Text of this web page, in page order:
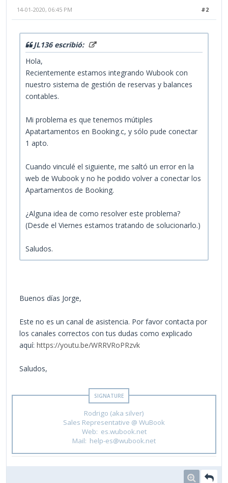
#2
14-01-2020, 06:45 PM
JL136 escribió:
Hola,
Recientemente estamos integrando Wubook con
nuestro sistema de gestión de reservas y balances
contables.
Mi problema es que tenemos mútiples
Apatartamentos en Booking.c, y sólo pude conectar
1 apto.
Cuando vinculé el siguiente, me saltó un error en la
web de Wubook y no he podido volver a conectar los
Apartamentos de Booking.
¿Alguna idea de como resolver este problema?
(Desde el Viernes estamos tratando de solucionarlo.)
Saludos.
Buenos días Jorge,
Este no es un canal de asistencia. Por favor contacta por
los canales correctos con tus dudas como explicado
aquí: https://youtu.be/WRRVRoPRzvk
Saludos,
Rodrigo (aka silver)
Sales Representative @ WuBook
Web: es.wubook.net
Mail: help-es@wubook.net